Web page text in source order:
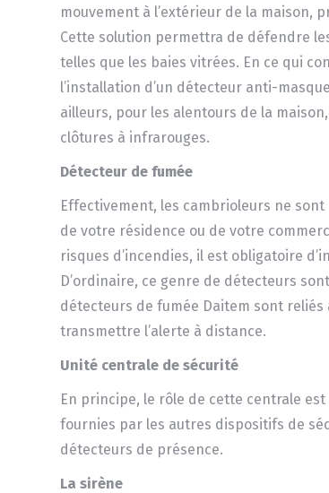
mouvement à l’extérieur de la maison,
Cette solution permettra de défendre
telles que les baies vitrées. En ce qui
l’installation d’un détecteur anti-
ailleurs, pour les alentours de la
clôtures à infrarouges.
Détecteur de fumée
Effectivement, les cambrioleurs ne
de votre résidence ou de votre
risques d’incendies, il est obligatoire
D’ordinaire, ce genre de détecteurs
détecteurs de fumée Daitem sont
transmettre l’alerte à distance.
Unité centrale de sécurité
En principe, le rôle de cette centrale
fournies par les autres dispositifs de
détecteurs de présence.
La sirène